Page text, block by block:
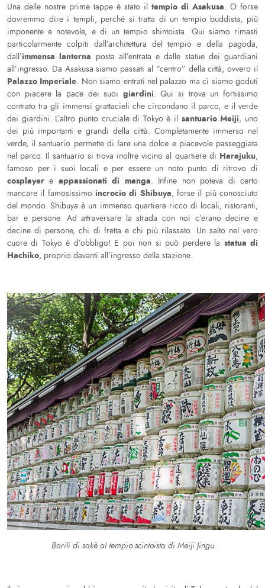
Una delle nostre prime tappe è stato il tempio di Asakusa. O forse
dovremmo dire i templi, perché si tratta di un tempio buddista, più
imponente e notevole, e di un tempio shintoista. Qui siamo rimasti
particolarmente colpiti dall’architettura del tempio e della pagoda,
dall’immensa lanterna posta all’entrata e dalle statue dei guardiani
all’ingresso. Da Asakusa siamo passati al “centro” della città, ovvero il
Palazzo Imperiale. Non siamo entrati nel palazzo ma ci siamo goduti
con piacere la pace dei suoi giardini. Qui si trova un fortissimo
contrato tra gli immensi grattacieli che circondano il parco, e il verde
dei giardini. L’altro punto cruciale di Tokyo è il santuario Meiji, uno
dei più importanti e grandi della città. Completamente immerso nel
verde, il santuario permette di fare una dolce e piacevole passeggiata
nel parco. Il santuario si trova inoltre vicino al quartiere di Harajuku,
famoso per i suoi locali e per essere un noto punto di ritrovo di
cosplayere appassionati di manga. Infine non poteva di certo
mancare il famosissimo incrocio di Shibuya, forse il più conosciuto
del mondo. Shibuya è un immenso quartiere ricco di locali, ristoranti,
bar e persone. Ad attraversare la strada con noi c’erano decine e
decine di persone, chi di fretta e chi più rilassato. Un salto nel vero
cuore di Tokyo è d’obbligo! E poi non si può perdere la statua di
Hachiko, proprio davanti all’ingresso della stazione.
Barili di sakè al tempio scintoista di Meiji Jingu